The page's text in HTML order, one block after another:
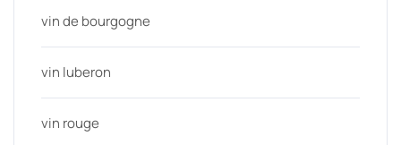
vin de bourgogne
vin luberon
vin rouge